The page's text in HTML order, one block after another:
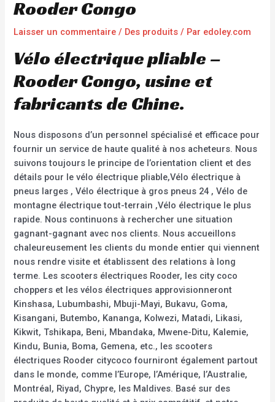
Rooder Congo
Laisser un commentaire / Des produits / Par edoley.com
Vélo électrique pliable –
Rooder Congo, usine et
fabricants de Chine.
Nous disposons d’un personnel spécialisé et efficace pour
fournir un service de haute qualité à nos acheteurs. Nous
suivons toujours le principe de l’orientation client et des
détails pour le vélo électrique pliable,Vélo électrique à
pneus larges , Vélo électrique à gros pneus 24 , Vélo de
montagne électrique tout-terrain ,Vélo électrique le plus
rapide. Nous continuons à rechercher une situation
gagnant-gagnant avec nos clients. Nous accueillons
chaleureusement les clients du monde entier qui viennent
nous rendre visite et établissent des relations à long
terme. Les scooters électriques Rooder, les city coco
choppers et les vélos électriques approvisionneront
Kinshasa, Lubumbashi, Mbuji-Mayi, Bukavu, Goma,
Kisangani, Butembo, Kananga, Kolwezi, Matadi, Likasi,
Kikwit, Tshikapa, Beni, Mbandaka, Mwene-Ditu, Kalemie,
Kindu, Bunia, Boma, Gemena, etc., les scooters
électriques Rooder citycoco fourniront également partout
dans le monde, comme l’Europe, l’Amérique, l’Australie,
Montréal, Riyad, Chypre, les Maldives. Basé sur des